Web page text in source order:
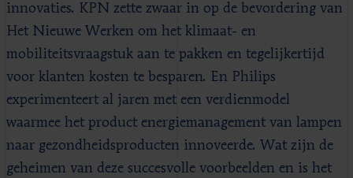
innovaties. KPN zette zwaar in op de bevordering van
Het Nieuwe Werken om het klimaat- en
mobiliteitsvraagstuk aan te pakken en tegelijkertijd
voor klanten kosten te besparen. En Philips
experimenteert al jaren met een verdienmodel
waarmee het product energiemanagement van lampen
naar gezondheidsproducten innoveerde. Wat zijn de
geheimen van deze succesvolle voorbeelden en is het